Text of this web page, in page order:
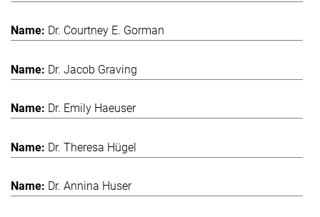
Dr. Courtney E. Gorman
Dr. Jacob Graving
Dr. Emily Haeuser
Dr. Theresa Hügel
Dr. Annina Huser